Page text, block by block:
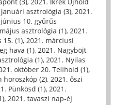
asztrológia (3), 2021.
10. gyűrűs
asztrológia (1), 2021.
15. (1), 2021. márciusi
hava (1), 2021. Nagyböjt
(1), 2021. Nyilas
október 20. Telihold (1),
horoszkóp (2), 2021. őszi
Pünkösd (1), 2021.
, 2021. tavaszi nap-éj